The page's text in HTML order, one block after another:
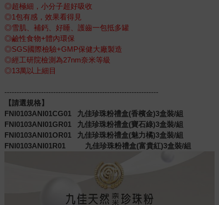
◎超極細，小分子超好吸收
◎1包有感，效果看得見
◎雪肌、補鈣、好睡、護齒一包抵多罐
◎鹼性食物+體內環保
◎SGS國際檢驗+GMP保健大廠製造
◎經工研院檢測為27nm奈米等級
◎13萬以上細目
---------------------------------------------------------------
【請選規格】
FNI0103ANI01CG01 九佳珍珠粉禮盒(香檳金)3盒裝/組
FNI0103ANI01GR01 九佳珍珠粉禮盒(寶石綠)3盒裝/組
FNI0103ANI01OR01 九佳珍珠粉禮盒(魅力橘)3盒裝/組
FNI0103ANI01R01 九佳珍珠粉禮盒(富貴紅)3盒裝/組